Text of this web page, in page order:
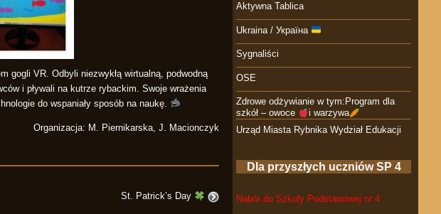
gogli VR. Odbyli niezwykłą wirtualną, podwodną
i pływali na kutrze rybackim. Swoje wrażenia
do wspaniały sposób na naukę.
Organizacja: M. Piernikarska, J. Macionczyk
St. Patrick’s Day
Aktywna Tablica
Ukraina / Україна
Sygnaliści
OSE
Zdrowe odżywianie w tym:Program dla
szkół – owoce
i warzywa
Urząd Miasta Rybnika Wydział Edukacji
Dla przyszłych uczniów SP 4
Nabór do Szkoły Podstawowej nr 4